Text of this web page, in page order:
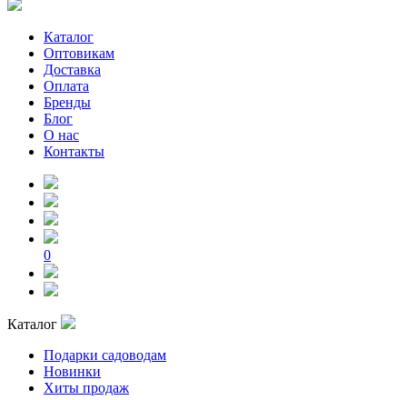
Каталог
Оптовикам
Доставка
Оплата
Бренды
Блог
О нас
Контакты
0
Каталог
Подарки садоводам
Новинки
Хиты продаж